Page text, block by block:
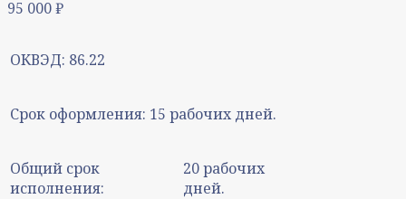
95 000₽
ОКВЭД: 86.22
Срок оформления: 15 рабочих дней.
Общий срок
исполнения:
20 рабочих
дней.